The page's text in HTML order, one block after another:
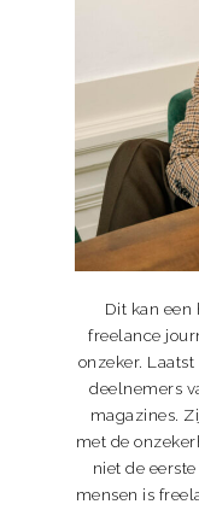
Dit kan een
freelance
onzeker.
deelnemers
magazines.
met de
niet de
mensen is